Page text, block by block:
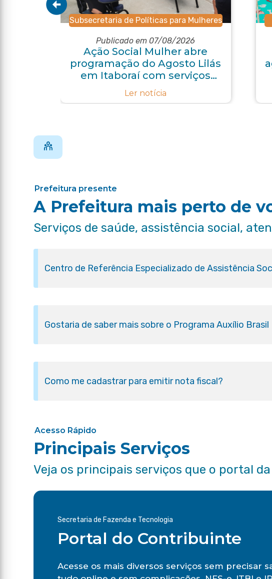
Subsecretaria de Políticas para Mulheres
Publicado em 07/08/2026
Ação Social Mulher abre
programação do Agosto Lilás
em Itaboraí com serviços
gratuitos e orientações
Ler notícia
Prefeitura presente
A Prefeitura mais perto de
Serviços de saúde, assistência social,
Centro de Referência Especializado de Assistência
Gostaria de saber mais sobre o Programa Auxílio Brasil
Como me cadastrar para emitir nota fiscal?
Acesso Rápido
Principais Serviços
Veja os principais serviços que o portal
Secretaria de Fazenda e Tecnologia
Portal do Contribuinte
Acesse os mais diversos serviços sem precisar